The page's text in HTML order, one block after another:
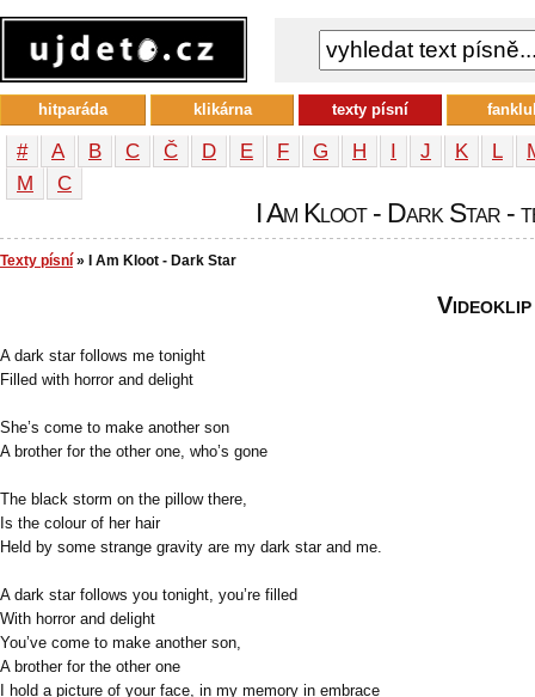
# A B C Č D E F G H I J K L
М
С
I Am Kloot - Dark Star -
Texty písní » I Am Kloot - Dark Star
A dark star follows me tonight
Filled with horror and delight
She’s come to make another son
A brother for the other one, who’s gone
The black storm on the pillow there,
Is the colour of her hair
Held by some strange gravity are my dark star and me.
A dark star follows you tonight, you’re filled
With horror and delight
You’ve come to make another son,
A brother for the other one
I hold a picture of your face, in my memory in embrace
Videoklip
hitparáda klikárna texty písní